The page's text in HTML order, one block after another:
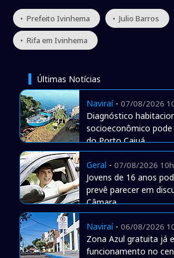
• Prefeito Ivinhema • Julio Barros
• Rifa em Ivinhema
Últimas Notícias
Naviraí- 07/08/2026
Diagnóstico
socioeconômico
do Porto Caiuá
Geral - 07/08/2026
Jovens de 16 anos
prevê parecer em
Câmara
Naviraí- 06/08/2026
Zona Azul gratuita já
funcionamento no